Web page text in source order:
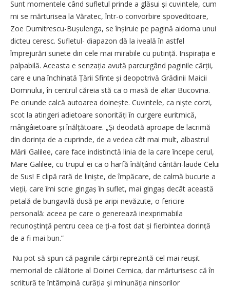
Sunt momentele când sufletul prinde a glăsui și cuvintele, cum
mi se mărturisea la Văratec, într-o convorbire spoveditoare,
Zoe Dumitrescu-Bu­șu­­lenga, se înșiruie pe pagină aidoma unui
dicteu ceresc. Sufletul- diapazon dă la iveală în astfel
împrejurări sunete din cele mai mirabile cu putință. Inspirația e
palpabilă. Aceasta e senzația avută parcurgând paginile cărții,
care e una închinată Țării Sfinte și deopotrivă Grădinii Maicii
Domnului, în centrul căreia stă ca o masă de altar Bucovina.
Pe oriunde calcă autoarea doinește. Cuvintele, ca niște corzi,
scot la atingeri adietoare sono­rități în curgere euritmică,
mângâietoare și înălțătoare. „Și deodată aproape de lacrimă
din dorința de a cuprinde, de a vedea cât mai mult, albastrul
Mării Galilee, care face indistinctă linia de la care începe cerul,
Mare Galilee, cu trupul ei ca o harfă înălțând cântări-laude Celui
de Sus! E clipă rară de liniște, de împăcare, de calmă bucurie a
vieții, care îmi scrie gingaș în suflet, mai gingaș decât această
petală de bungavilă dusă pe aripi nevăzute, o fericire
personală: aceea pe care o generează inexprimabila
recunoștință pentru ceea ce ți-a fost dat și fierbintea dorință
de a fi mai bun.”
Nu pot să spun că paginile cărții reprezintă cel mai reușit
memorial de călătorie al Doinei Cernica, dar mărturisesc că în
scriitură te întâmpină curăția și minunăția ninsorilor